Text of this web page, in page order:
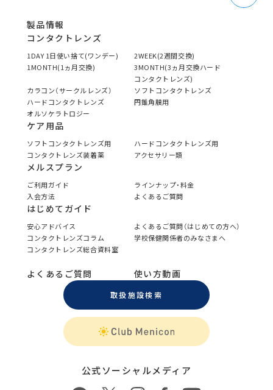
製品情報
コンタクトレンズ
1DAY 1日使い捨て(ワンデー)
2WEEK(2週間交換)
1MONTH(1ヵ月交換)
3MONTH(3ヵ月交換ハード
コンタクトレンズ)
カラコン（サークルレンズ）
ソフトコンタクトレンズ
ハードコンタクトレンズ
円錐角膜用
オルソケラトロジー
ケア用品
ソフトコンタクトレンズ用
ハードコンタクトレンズ用
コンタクトレンズ装着薬
アクセサリー類
メルスプラン
ご利用ガイド
ラインナップ・料金
入会方法
よくあるご質問
はじめてガイド
安心アドバイス
よくあるご質問（はじめての方へ）
コンタクトレンズコラム
学校保健関係者のみなさまへ
コンタクトレンズ総合資料室
よくあるご質問 使い方動画
取扱施設検索
公式ソーシャルメディア